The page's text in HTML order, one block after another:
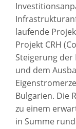
laufende
Projekt CRH
Steigerung der
und dem
Bulgarien. Die
zu einem
in Summe